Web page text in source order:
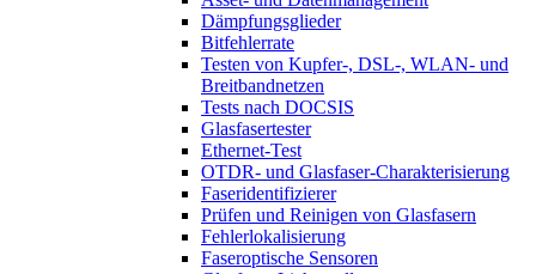
Dämpfungsglieder
Bitfehlerrate
Testen von Kupfer-, DSL-, WLAN- und
Breitbandnetzen
Tests nach DOCSIS
Glasfasertester
Ethernet-Test
OTDR- und Glasfaser-Charakterisierung
Faseridentifizierer
Prüfen und Reinigen von Glasfasern
Fehlerlokalisierung
Faseroptische Sensoren